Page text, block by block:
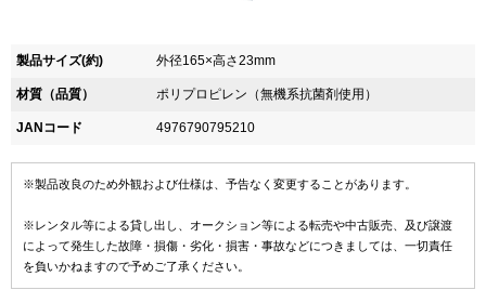
製品サイズ(約) 外径165×高さ23mm
材質（品質） ポリプロピレン（無機系抗菌剤使用）
JANコード 4976790795210
※製品改良のため外観および仕様は、予告なく変更することがあります。
※レンタル等による貸し出し、オークション等による転売や中古販売、及び譲渡
によって発生した故障・損傷・劣化・損害・事故などにつきましては、一切責任
を負いかねますので予めご了承ください。